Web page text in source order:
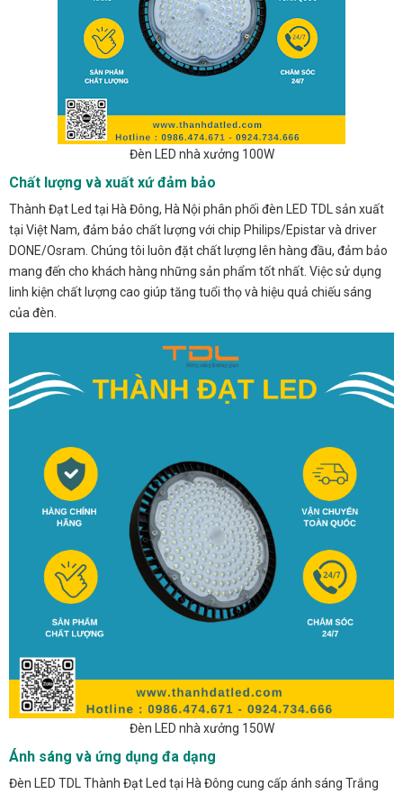
Đèn LED nhà xưởng 100W
Chất lượng và xuất xứ đảm bảo
Thành Đạt Led tại Hà Đông, Hà Nội phân phối đèn LED TDL sản xuất
tại Việt Nam, đảm bảo chất lượng với chip Philips/Epistar và driver
DONE/Osram. Chúng tôi luôn đặt chất lượng lên hàng đầu, đảm bảo
mang đến cho khách hàng những sản phẩm tốt nhất. Việc sử dụng
linh kiện chất lượng cao giúp tăng tuổi thọ và hiệu quả chiếu sáng
của đèn.
Đèn LED nhà xưởng 150W
Ánh sáng và ứng dụng đa dạng
Đèn LED TDL Thành Đạt Led tại Hà Đông cung cấp ánh sáng Trắng